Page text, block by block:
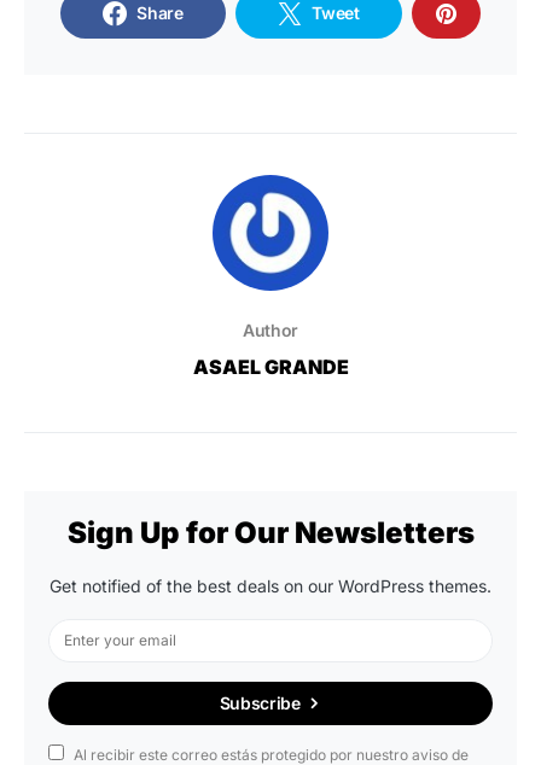
Share Tweet
Author
ASAEL GRANDE
Sign Up for Our Newsletters
Get notified of the best deals on our WordPress themes.
Subscribe
Al recibir este correo estás protegido por nuestro aviso de